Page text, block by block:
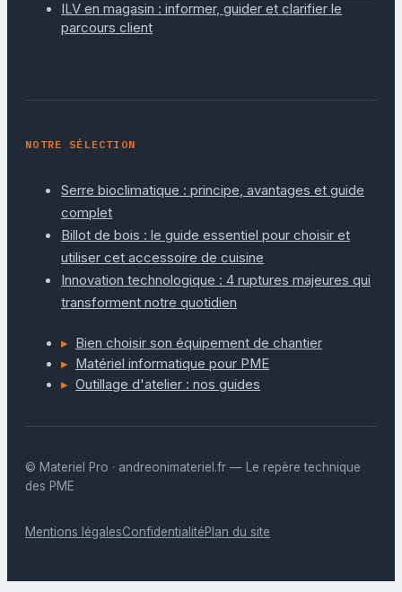
ILV en magasin : informer, guider et clarifier le
parcours client
NOTRE SÉLECTION
Serre bioclimatique : principe, avantages et guide
complet
Billot de bois : le guide essentiel pour choisir et
utiliser cet accessoire de cuisine
Innovation technologique : 4 ruptures majeures qui
transforment notre quotidien
Bien choisir son équipement de chantier
Matériel informatique pour PME
Outillage d'atelier : nos guides
© Materiel Pro · andreonimateriel.fr — Le repère technique
des PME
Mentions légalesConfidentialitéPlan du site